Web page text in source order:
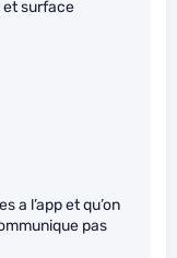
et surface
a l’app et qu’on
pas